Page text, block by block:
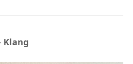
Klang